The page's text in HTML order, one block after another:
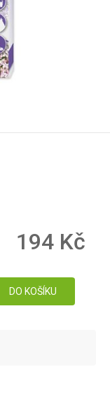
194 Kč
DO KOŠÍKU